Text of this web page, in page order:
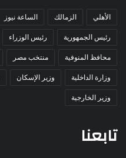
الأهلي الزمالك الساعة نيوز
رئيس الجمهورية
رئيس الوزراء
محافظ المنوفية
منتخب مصر
وزارة الداخلية
وزير الإسكان
وزير الخارجية
تابعنا